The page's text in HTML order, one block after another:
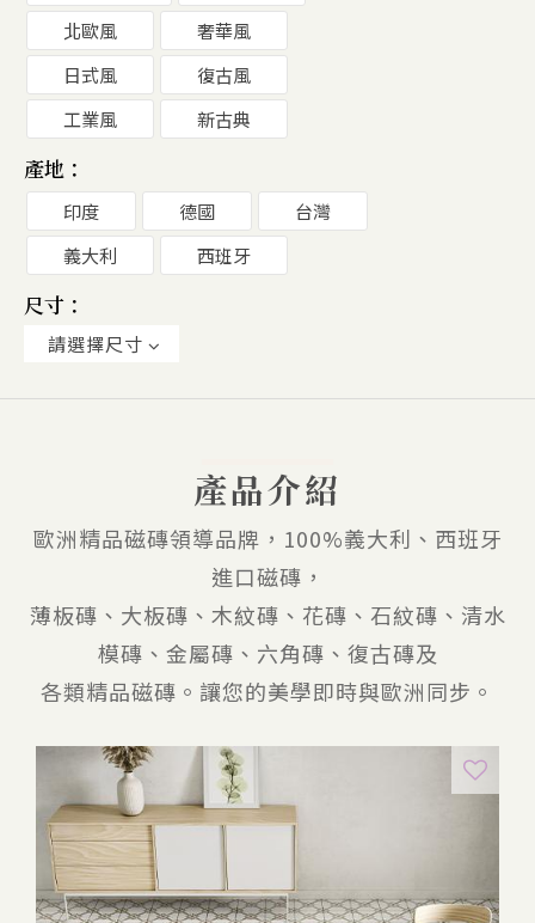
北歐風
奢華風
日式風
復古風
工業風
新古典
產地：
印度 德國
台灣
義大利
西班牙
尺寸：
請選擇尺寸
產品介紹
歐洲精品磁磚領導品牌，100%義大利、西班牙
進口磁磚，
薄板磚、大板磚、木紋磚、花磚、石紋磚、清水
模磚、金屬磚、六角磚、復古磚及
各類精品磁磚。讓您的美學即時與歐洲同步。